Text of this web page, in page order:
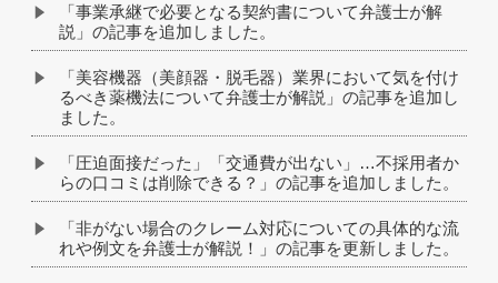
「事業承継で必要となる契約書について弁護士が解
説」の記事を追加しました。
「美容機器（美顔器・脱毛器）業界において気を付け
るべき薬機法について弁護士が解説」の記事を追加し
ました。
「圧迫面接だった」「交通費が出ない」…不採用者か
らの口コミは削除できる？」の記事を追加しました。
「非がない場合のクレーム対応についての具体的な流
れや例文を弁護士が解説！」の記事を更新しました。